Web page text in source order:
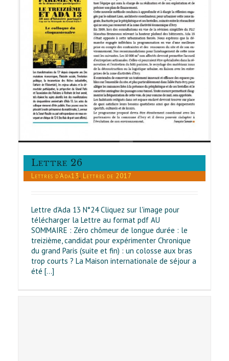
Lettre 26
Lettres d'Ada13, Lettres de 2017
Lettre d'Ada 13 N°24 Cliquez sur l'image pour
télécharger la Lettre au format pdf AU
SOMMAIRE : Zéro chômeur de longue durée : le
treizième, candidat pour expérimenter Chronique
du grand Paris (suite et fin) : un colosse aux bras
trop courts ? La Maison internationale de séjour a
été [...]